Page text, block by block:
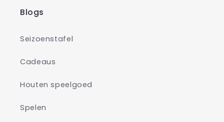
Blogs
Seizoenstafel
Cadeaus
Houten speelgoed
Spelen